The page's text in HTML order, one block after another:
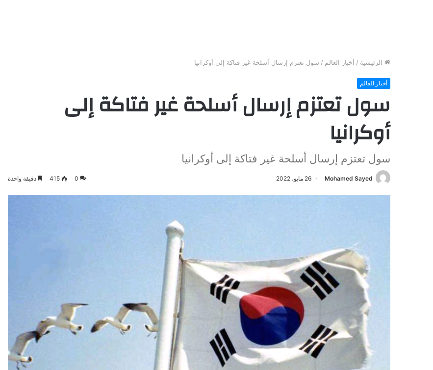
الرئيسية / أخبار العالم / سول تعتزم إرسال أسلحة غير فتاكة إلى أوكرانيا
أخبار العالم
سول تعتزم إرسال أسلحة غير فتاكة إلى
أوكرانيا
سول تعتزم إرسال أسلحة غير فتاكة إلى أوكرانيا
Mohamed Sayed 26 مايو، 2022 0
415 دقيقة واحدة